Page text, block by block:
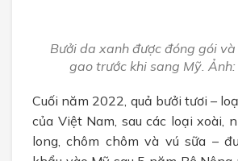
Bưởi da xanh được đóng gói
gao trước khi sang Mỹ.
Cuối năm 2022, quả bưởi tươi –
của Việt Nam, sau các loại xoài,
long, chôm chôm và vú sữa –